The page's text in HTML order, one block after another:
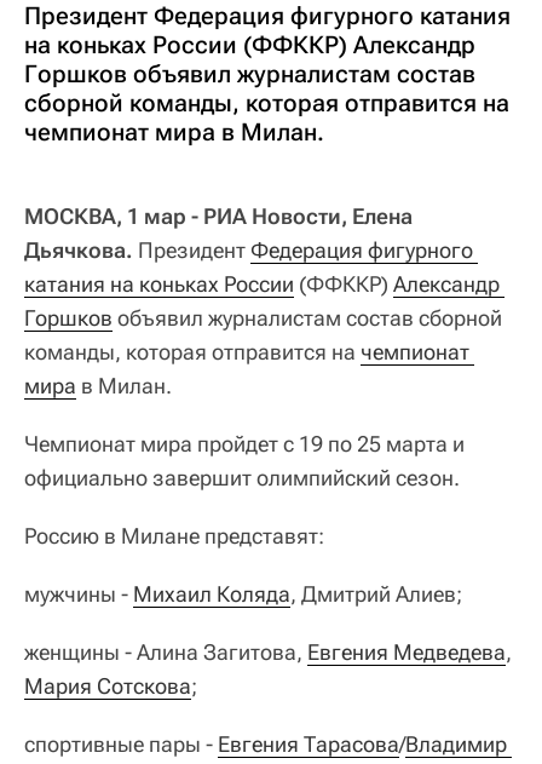
Президент Федерация фигурного катания
на коньках России (ФФККР) Александр
Горшков объявил журналистам состав
сборной команды, которая отправится на
чемпионат мира в Милан.
МОСКВА, 1 мар - РИА Новости, Елена
Дьячкова. Президент Федерация фигурного
катания на коньках России (ФФККР) Александр
Горшков объявил журналистам состав сборной
команды, которая отправится на чемпионат
мира в Милан.
Чемпионат мира пройдет с 19 по 25 марта и
официально завершит олимпийский сезон.
Россию в Милане представят:
мужчины - Михаил Коляда, Дмитрий Алиев;
женщины - Алина Загитова, Евгения Медведева,
Мария Сотскова;
спортивные пары - Евгения Тарасова/Владимир